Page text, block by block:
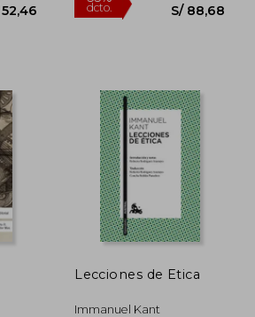
S/ 61,68
Lecciones de Etica
Immanuel Kant